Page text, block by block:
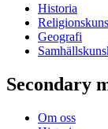
Historia
Geografi
Secondary
Om oss